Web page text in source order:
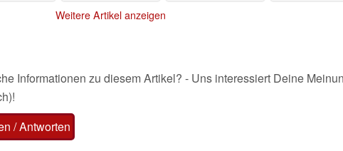
Weitere Artikel anzeigen
Informationen zu diesem Artikel? - Uns interessiert Deine
/ Antworten